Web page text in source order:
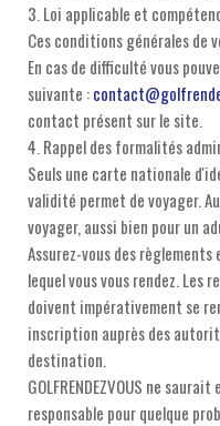
3. Loi applicable et
Ces conditions générales de
En cas de difficulté vous
suivante :
contact présent sur le site.
4. Rappel des formalités
Seuls une carte nationale
validité permet de voyager.
voyager, aussi bien pour un
Assurez-vous des
lequel vous vous rendez. Les
doivent impérativement se
inscription auprès des
destination.
GOLFRENDEZVOUS ne
responsable pour quelque